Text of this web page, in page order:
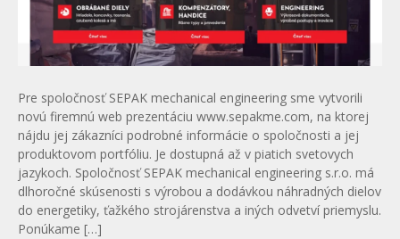
Pre spoločnosť SEPAK mechanical engineering sme vytvorili
novú firemnú web prezentáciu www.sepakme.com, na ktorej
nájdu jej zákazníci podrobné informácie o spoločnosti a jej
produktovom portfóliu. Je dostupná až v piatich svetovych
jazykoch. Spoločnosť SEPAK mechanical engineering s.r.o. má
dlhoročné skúsenosti s výrobou a dodávkou náhradných dielov
do energetiky, ťažkého strojárenstva a iných odvetví priemyslu.
Ponúkame […]